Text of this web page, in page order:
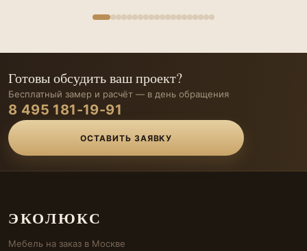
Готовы обсудить ваш проект?
Бесплатный замер и расчёт — в день обращения
8 495 181-19-91
ОСТАВИТЬ ЗАЯВКУ
ЭКОЛЮКС
Мебель на заказ в Москве